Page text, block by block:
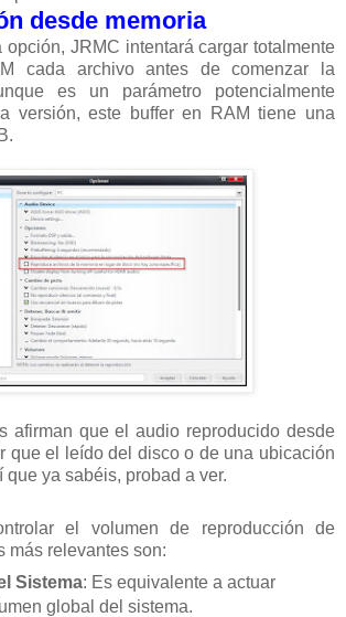
desde memoria
opción, JRMC intentará cargar totalmente
cada archivo antes de comenzar la
es un parámetro potencialmente
versión, este buffer en RAM tiene una
afirman que el audio reproducido desde
que el leído del disco o de una ubicación
que ya sabéis, probad a ver.
el volumen de reproducción de
más relevantes son:
Sistema: Es equivalente a actuar
global del sistema.